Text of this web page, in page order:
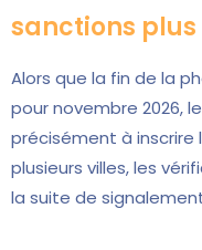
sanctions
Alors que la fin de la
pour novembre 2026,
précisément à inscrire
plusieurs villes, les
la suite de